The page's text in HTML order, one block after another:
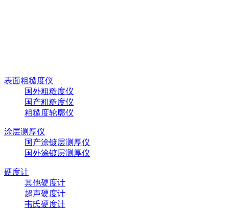
表面粗糙度仪
国外粗糙度仪
国产粗糙度仪
粗糙度轮廓仪
涂层测厚仪
国产涂镀层测厚仪
国外涂镀层测厚仪
硬度计
其他硬度计
超声硬度计
韦氏硬度计